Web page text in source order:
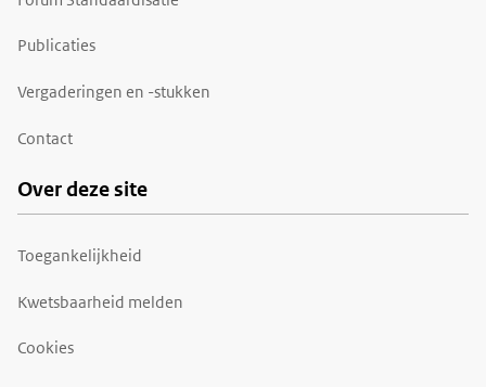
Publicaties
Vergaderingen en -stukken
Contact
Over deze site
Toegankelijkheid
Kwetsbaarheid melden
Cookies